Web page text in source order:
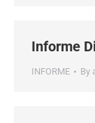
Informe
INFORME By